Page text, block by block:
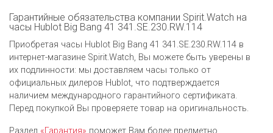
Гарантийные обязательства компании Spirit.Watch на
часы Hublot Big Bang 41 341.SE.230.RW.114
Приобретая часы Hublot Big Bang 41 341.SE.230.RW.114 в
интернет-магазине Spirit.Watch, Вы можете быть уверены в
их подлинности: мы доставляем часы только от
официальных дилеров Hublot, что подтверждается
наличием международного гарантийного сертификата.
Перед покупкой Вы проверяете товар на оригинальность.
Раздел «Гарантия» поможет Вам более предметно